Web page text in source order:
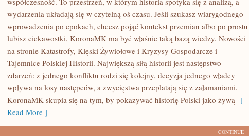
HISTORIA
wydarzenia układają się w czytelną oś czasu. Jeśli szukasz wiarygodnego
wprowadzenia po epokach, chcesz pojąć kontekst przemian albo po prostu
lubisz ciekawostki, KoronaMK ma być właśnie taką bazą wiedzy. Nowości
na stronie Katastrofy, Klęski Żywiołowe i Kryzysy Gospodarcze i
Tajemnice Polskiej Historii. Największą siłą historii jest następstwo
zdarzeń: z jednego konfliktu rodzi się kolejny, decyzja jednego władcy
wpływa na losy następców, a zwycięstwa przeplatają się z załamaniami.
KoronaMK skupia się na tym, by pokazywać historię Polski jako żywą [
Read More ]
CONTINUE